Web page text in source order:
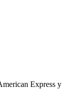
Express y